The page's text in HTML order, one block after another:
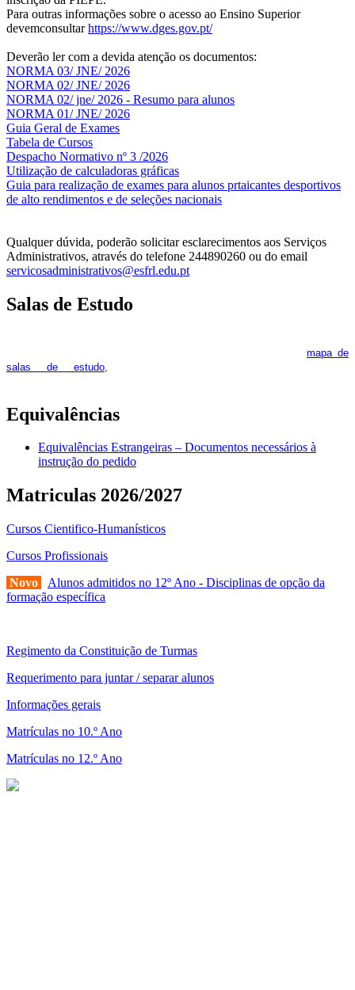
Para outras informações sobre o acesso ao Ensino Superior
devemconsultarhttps://www.dges.gov.pt/
Deverão ler com a devida atenção os documentos:
NORMA 03/ JNE/ 2026
NORMA 02/ JNE/ 2026
NORMA 02/ jne/ 2026 - Resumo para alunos
NORMA 01/ JNE/ 2026
Guia Geral de Exames
Tabela de Cursos
Despacho Normativo nº 3 /2026
Utilização de calculadoras gráficas
Guia para realização de exames para alunos prtaicantes desportivos
de alto rendimentos e de seleções nacionais
Qualquer dúvida, poderão solicitar esclarecimentos aos Serviços
Administrativos, através do telefone 244890260 ou do email
servicosadministrativos@esfrl.edu.pt
Salas de Estudo
mapa de
salas de estudo,
Equivalências
Equivalências Estrangeiras – Documentos necessários à
instrução do pedido
Matriculas 2026/2027
Cursos Cientifico-Humanísticos
Cursos Profissionais
Novo
Alunos admitidos no 12º Ano - Disciplinas de opção da
formação específica
Regimento da Constituição de Turmas
Requerimento para juntar / separar alunos
Informações gerais
Matrículas no 10.º Ano
Matrículas no 12.º Ano